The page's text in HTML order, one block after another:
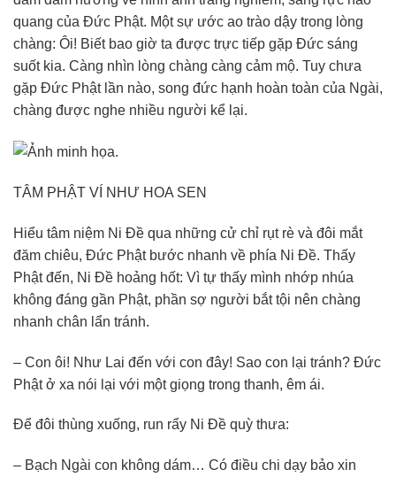
quang của Ðức Phật. Một sự ước ao trào dậy trong lòng
chàng: Ôi! Biết bao giờ ta được trực tiếp gặp Ðức sáng
suốt kia. Càng nhìn lòng chàng càng cảm mộ. Tuy chưa
gặp Ðức Phật lần nào, song đức hạnh hoàn toàn của Ngài,
chàng được nghe nhiều người kể lại.
TÂM PHẬT VÍ NHƯ HOA SEN
Hiểu tâm niệm Ni Ðề qua những cử chỉ rụt rè và đôi mắt
đăm chiêu, Ðức Phật bước nhanh về phía Ni Ðề. Thấy
Phật đến, Ni Ðề hoảng hốt: Vì tự thấy mình nhớp nhúa
không đáng gần Phật, phần sợ người bắt tội nên chàng
nhanh chân lẩn tránh.
– Con ôi! Như Lai đến với con đây! Sao con lại tránh? Ðức
Phật ở xa nói lại với một giọng trong thanh, êm ái.
Ðể đôi thùng xuống, run rẩy Ni Ðề quỳ thưa:
– Bạch Ngài con không dám… Có điều chi dạy bảo xin